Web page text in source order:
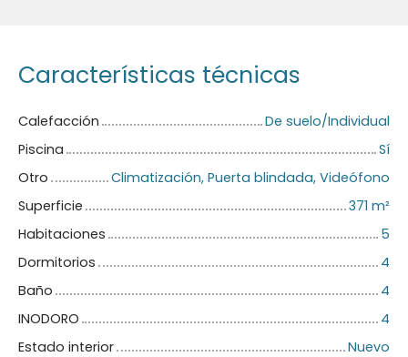
Características técnicas
Calefacción
De suelo/Individual
Piscina
Sí
Otro
Climatización, Puerta blindada, Videófono
Superficie
371 m²
Habitaciones
5
Dormitorios
4
Baño
4
INODORO
4
Estado interior
Nuevo